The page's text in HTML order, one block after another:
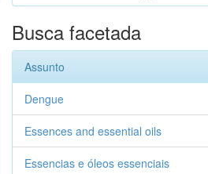
Busca facetada
Assunto
Dengue
Essences and essential oils
Essencias e óleos essenciais